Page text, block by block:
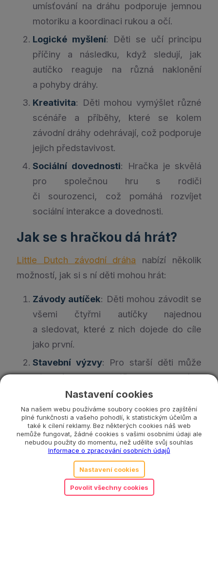
umísťování na dráhu podporuje jemnou
motoriku a koordinaci rukou a očí.
Logické myšlení: Děti se učí principu
příčiny a následku, když sledují, jak
autíčko reaguje na různá naklonění
a pohyby dráhy.
Kreativita: Děti mohou vymýšlet různé
scénáře a příběhy, které se kolem
závodní dráhy odehrávají, což podporuje
jejich představivost.
Sociální dovednosti: Hračka je skvělá
pro společnou hru s rodiči
či sourozenci, což pomáhá rozvíjet
sociální interakce a dovednosti.
Jak se s hračkou dá hrát?
Little Dutch závodní dráha nabízí několik
možností, jak si s ní děti mohou hrát:
Závody autíček: Děti mohou závodit se
všemi čtyřmi autíčky najednou
a sledovat, které z nich dojede do cíle
jako první.
Stavební výzvy: Pro starší děti může
být zábavou vymýšlet, jak nejlépe
postavit dráhu, aby autíčka jela co
nejrychleji nebo naopak nejpomaleji.
Kreativní příběhy: Děti mohou vytvářet
různé příběhy kolem závodů, například
kdo řídí autíčka, proč závodí a co se
stane po závodě.
Tipy na hry
Nastavení cookies
Na našem webu používáme soubory cookies pro zajištění
plné funkčnosti a vašeho pohodlí, k statistickým účelům a
také k cílení reklamy. Bez některých cookies náš web
nemůže fungovat, žádné cookies s vašimi osobními údaji ale
nebudou použity do momentu, než udělíte svůj souhlas
Informace o zpracování osobních údajů
Nastavení cookies
Povolit všechny cookies